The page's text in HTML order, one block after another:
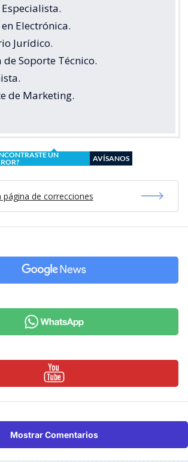
Electrónica.
Jurídico.
de Soporte Técnico.
de Marketing.
UN
AVÍSANOS
página de correcciones
Mostrar Comentarios